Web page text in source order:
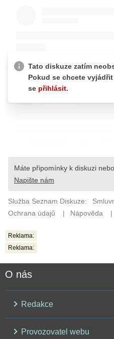
Reklama:
Reklama:
O nás
Redakce
Provozovatel webu